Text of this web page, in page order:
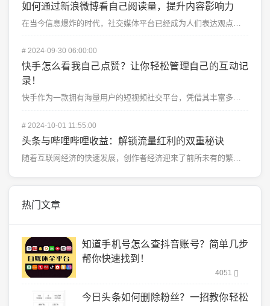
如何通过新浪微博看自己阅读量，提升内容影响力
# 2024-09-30 06:00:00
快手怎么看我自己点赞？让你轻松管理自己的互动记
录！
快手作为一款拥有海量用户的短视频社交平台，凭借其丰富多彩的内容和高度互动性，深受用户喜爱。每天都有成...
# 2024-10-01 11:55:00
头条与哔哩哔哩收益：解锁流量红利的双重秘诀
随着互联网经济的快速发展，创作者经济迎来了前所未有的繁荣，而头条和哔哩哔哩（B站）作为中国两大内容创...
热门文章
知道手机号怎么查抖音账号？简单几步
帮你快速找到！
4051
今日头条如何删除粉丝？一招教你轻松